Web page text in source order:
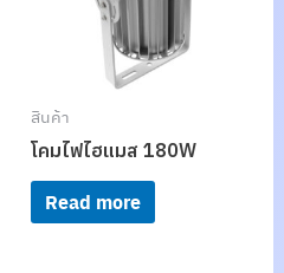
สินค้า
โคมไฟไฮแมส 180W
Read more